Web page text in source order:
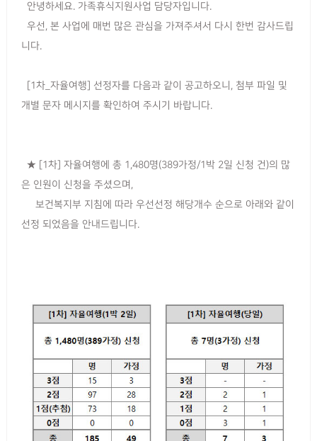
안녕하세요. 가족휴식지원사업 담당자입니다.
우선, 본 사업에 매번 많은 관심을 가져주셔서 다시 한번 감사드립
니다.
[1차_자율여행] 선정자를 다음과 같이 공고하오니, 첨부 파일 및
개별 문자 메시지를 확인하여 주시기 바랍니다.
★ [1차] 자율여행에 총 1,480명(389가정/1박 2일 신청 건)의 많
은 인원이 신청을 주셨으며,
보건복지부 지침에 따라 우선선정 해당개수 순으로 아래와 같이
선정 되었음을 안내드립니다.